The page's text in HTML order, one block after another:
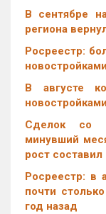
В сентябре
региона
Росреестр:
В августе
Cделок со
минувший
рост составил
Росреестр: в
почти
год назад